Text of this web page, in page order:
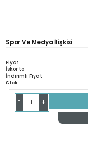
Spor Ve Medya İlişkisi
Fiyat
İskonto
İndirimli Fiyat
Stok
- +